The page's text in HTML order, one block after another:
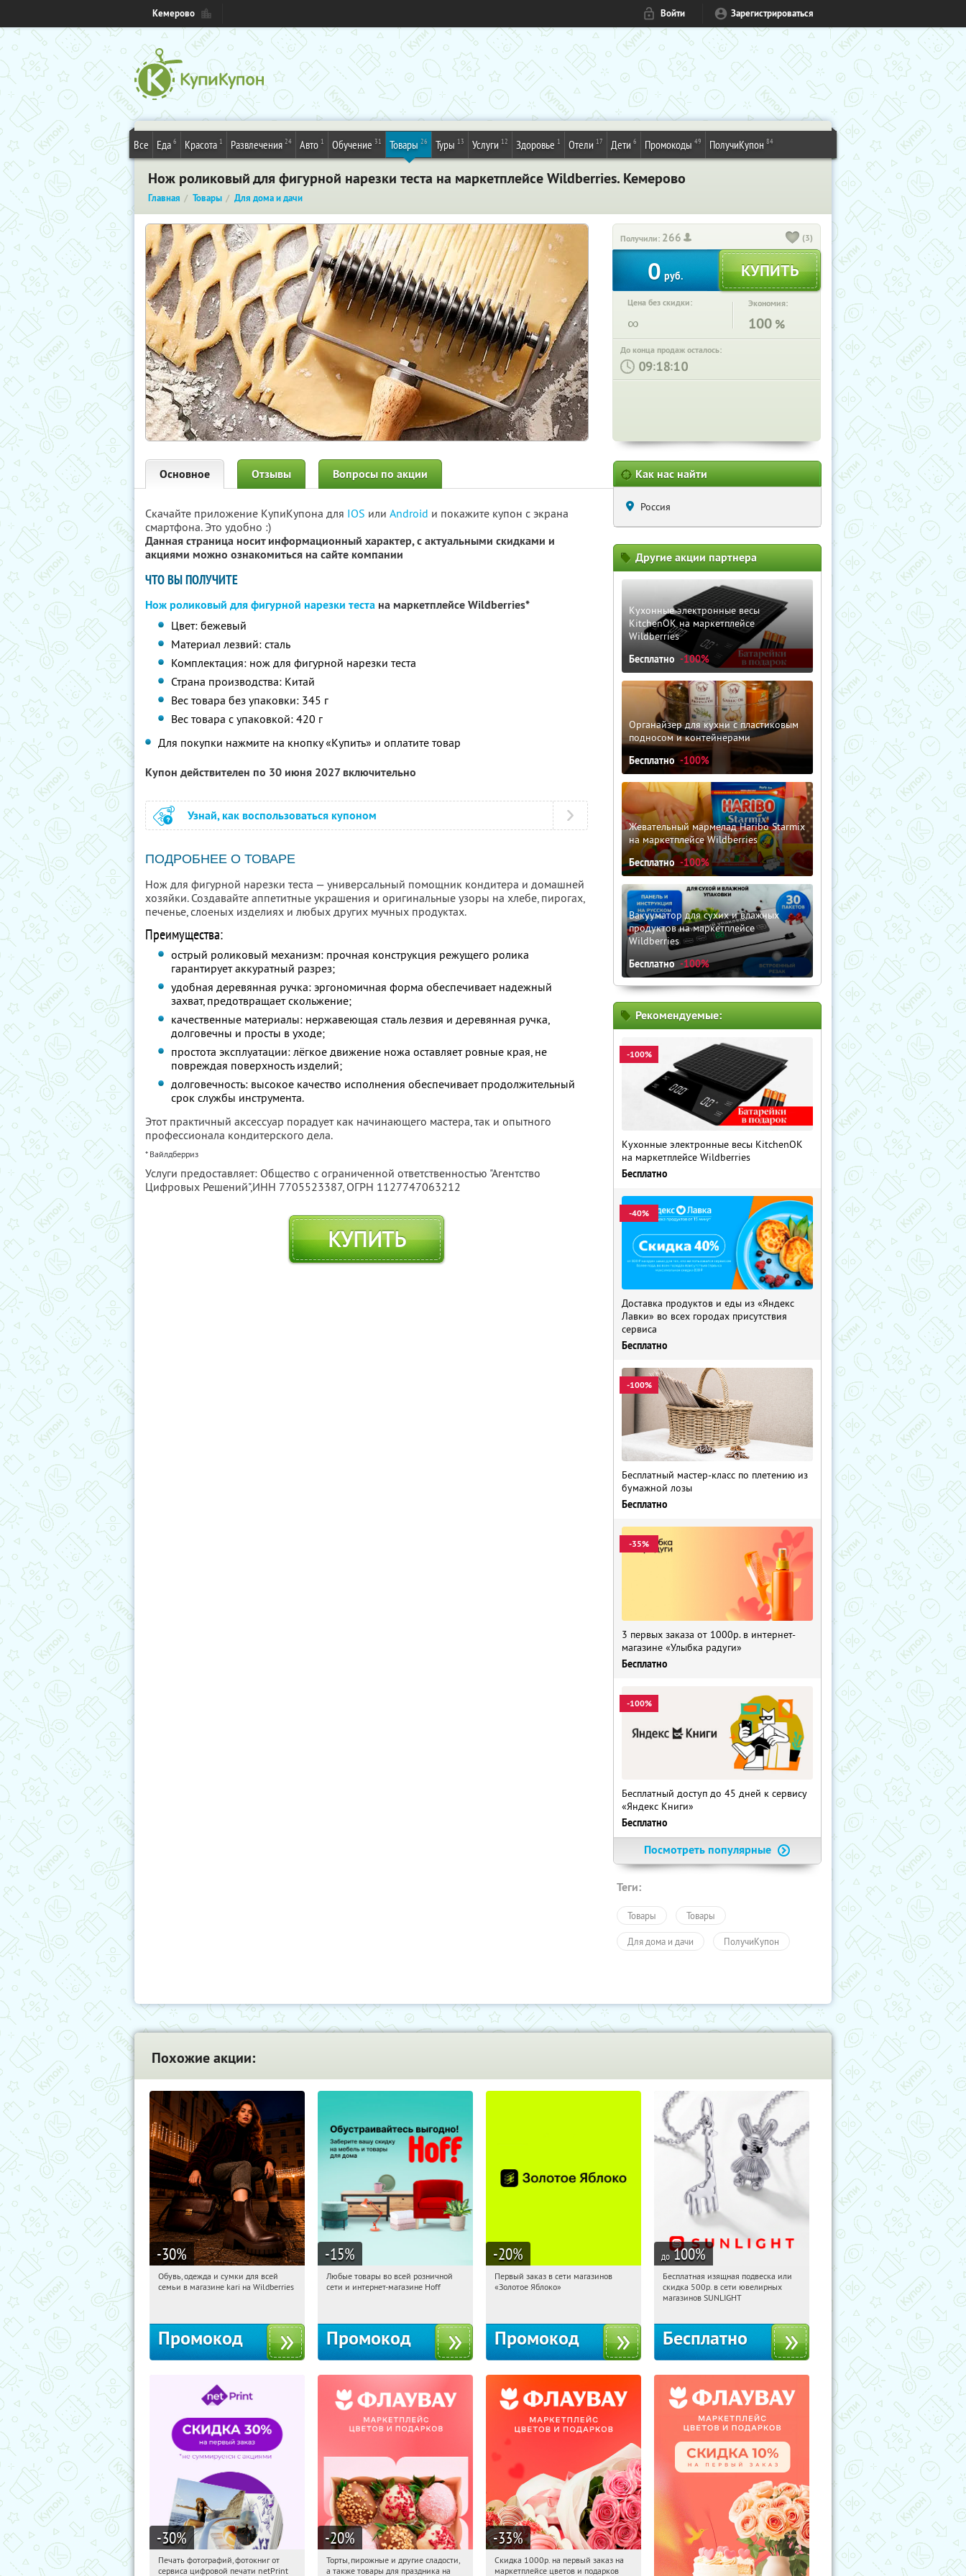
Кемерово Войти Зарегистрироваться
Все Еда 6 Красота 1 Развлечения 24 Авто 1 Обучение 31 Товары 26 Туры 13 Услуги 12 Здоровье 1 Отели 17 Дети 6 Промокоды 49 ПолучиКупон 84
Нож роликовый для фигурной нарезки теста на маркетплейсе Wildberries. Кемерово
Главная Товары Для дома и дачи
Получили: 266 (3)
0 руб.
Цена без скидки:
∞
Экономия:
100 %
До конца продаж осталось:
: :
Основное Отзывы Вопросы по акции
Скачайте приложение КупиКупона для IOS или Android и покажите купон с экрана
смартфона. Это удобно :)
Данная страница носит информационный характер, с актуальными скидками и
акциями можно ознакомиться на сайте компании
ЧТО ВЫ ПОЛУЧИТЕ
Нож роликовый для фигурной нарезки теста на маркетплейсе Wildberries*
Цвет: бежевый
Материал лезвий: сталь
Комплектация: нож для фигурной нарезки теста
Страна производства: Китай
Вес товара без упаковки: 345 г
Вес товара с упаковкой: 420 г
Для покупки нажмите на кнопку «Купить» и оплатите товар
Купон действителен по 30 июня 2027 включительно
Узнай, как воспользоваться купоном
ПОДРОБНЕЕ О ТОВАРЕ
Нож для фигурной нарезки теста — универсальный помощник кондитера и домашней
хозяйки. Создавайте аппетитные украшения и оригинальные узоры на хлебе, пирогах,
печенье, слоеных изделиях и любых других мучных продуктах.
Преимущества:
острый роликовый механизм: прочная конструкция режущего ролика
гарантирует аккуратный разрез;
удобная деревянная ручка: эргономичная форма обеспечивает надежный
захват, предотвращает скольжение;
качественные материалы: нержавеющая сталь лезвия и деревянная ручка,
долговечны и просты в уходе;
простота эксплуатации: лёгкое движение ножа оставляет ровные края, не
повреждая поверхность изделий;
долговечность: высокое качество исполнения обеспечивает продолжительный
срок службы инструмента.
Этот практичный аксессуар порадует как начинающего мастера, так и опытного
профессионала кондитерского дела.
* Вайлдберриз
Услуги предоставляет: Общество с ограниченной ответственностью "Агентство
Цифровых Решений",ИНН 7705523387, ОГРН 1127747063212
КУПИТЬ
Как нас найти
Россия
Другие акции партнера
Кухонные электронные весы
KitchenOK на маркетплейсе
Wildberries
Бесплатно -100%
Органайзер для кухни с пластиковым
подносом и контейнерами
Бесплатно -100%
Жевательный мармелад Haribo Starmix
на маркетплейсе Wildberries
Бесплатно -100%
Вакууматор для сухих и влажных
продуктов на маркетплейсе
Wildberries
Бесплатно -100%
Рекомендуемые:
-100%
Кухонные электронные весы KitchenOK
на маркетплейсе Wildberries
Бесплатно
-40%
Доставка продуктов и еды из «Яндекс
Лавки» во всех городах присутствия
сервиса
Бесплатно
-100%
Бесплатный мастер-класс по плетению из
бумажной лозы
Бесплатно
-35%
3 первых заказа от 1000р. в интернет-
магазине «Улыбка радуги»
Бесплатно
-100%
Бесплатный доступ до 45 дней к сервису
«Яндекс Книги»
Бесплатно
Посмотреть популярные
Теги:
Товары Товары
Для дома и дачи ПолучиКупон
Похожие акции:
-30%
12:18:06 Получили:
Обувь, одежда и сумки для всей
семьи в магазине kari на Wildberries
Промокод
-15%
12:18:06 Получили:
Любые товары во всей розничной
сети и интернет-магазине Hoff
Промокод
-20%
12:18:06
Получи первым!
Первый заказ в сети магазинов
«Золотое Яблоко»
Промокод
до 100%
12:18:06 Получили:
Россия
Бесплатная изящная подвеска или
скидка 500р. в сети ювелирных
магазинов SUNLIGHT
Бесплатно
-30%
12:18:06 Получили:
Печать фотографий, фотокниг от
сервиса цифровой печати netPrint
-20%
12:18:06 Получили:
Торты, пирожные и другие сладости,
а также товары для праздника на
-33%
12:18:06 Получили:
Скидка 1000р. на первый заказ на
маркетплейсе цветов и подарков